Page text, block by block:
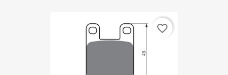
favorite_border